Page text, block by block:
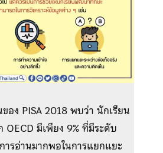
อง PISA 2018 พบว่า นักเรียน
OECD มีเพียง 9% ที่มีระดับ
ารอ่านมากพอในการแยกแยะ